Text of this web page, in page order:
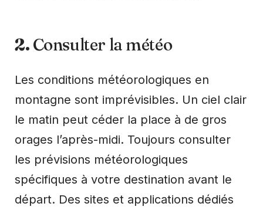
2. Consulter la météo
Les conditions météorologiques en
montagne sont imprévisibles. Un ciel clair
le matin peut céder la place à de gros
orages l’après-midi. Toujours consulter
les prévisions météorologiques
spécifiques à votre destination avant le
départ. Des sites et applications dédiés